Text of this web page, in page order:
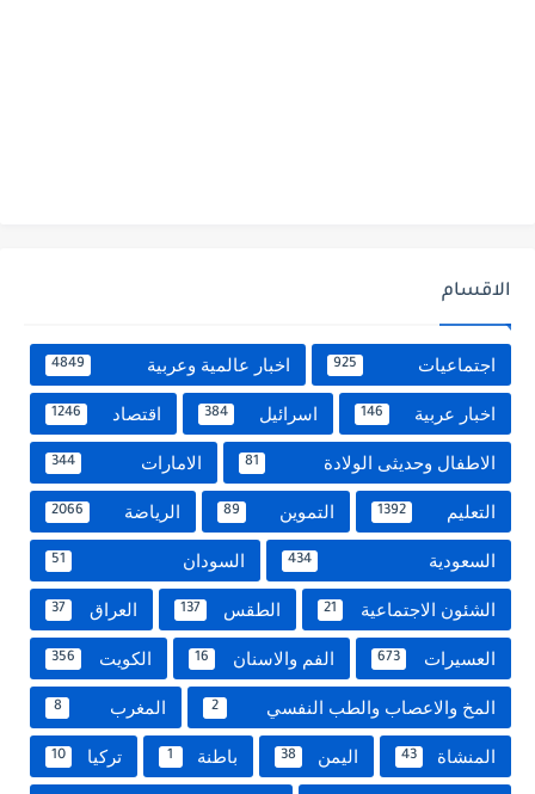
الاقسام
اجتماعيات 925 اخبار عالمية وعربية 4849
اخبار عربية 146 اسرائيل 384 اقتصاد 1246
الاطفال وحديثى الولادة 81 الامارات 344
التعليم 1392 التموين 89 الرياضة 2066
السعودية 434 السودان 51
الشئون الاجتماعية 21 الطقس 137 العراق 37
العسيرات 673 الفم والاسنان 16 الكويت 356
المخ والاعصاب والطب النفسي 2 المغرب 8
المنشاة 43 اليمن 38 باطنة 1 تركيا 10